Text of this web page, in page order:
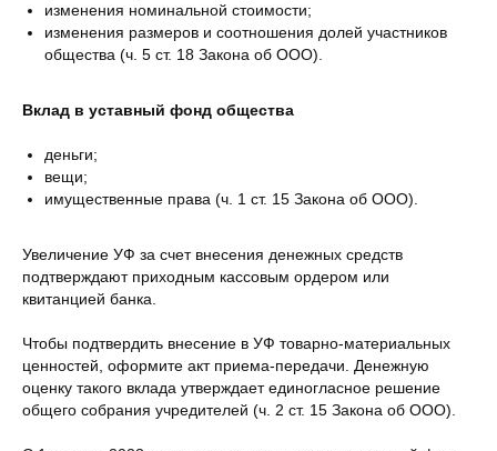
изменения номинальной стоимости;
изменения размеров и соотношения долей участников
общества (ч. 5 ст. 18 Закона об ООО).
Вклад в уставный фонд общества
деньги;
вещи;
имущественные права (ч. 1 ст. 15 Закона об ООО).
Увеличение УФ за счет внесения денежных средств
подтверждают приходным кассовым ордером или
квитанцией банка.
Чтобы подтвердить внесение в УФ товарно-материальных
ценностей, оформите акт приема-передачи. Денежную
оценку такого вклада утверждает единогласное решение
общего собрания учредителей (ч. 2 ст. 15 Закона об ООО).